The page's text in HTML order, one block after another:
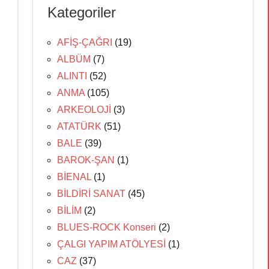
Kategoriler
AFİŞ-ÇAĞRI (19)
ALBÜM (7)
ALINTI (52)
ANMA (105)
ARKEOLOJİ (3)
ATATÜRK (51)
BALE (39)
BAROK-ŞAN (1)
BİENAL (1)
BİLDİRİ SANAT (45)
BİLİM (2)
BLUES-ROCK Konseri (2)
ÇALGI YAPIM ATÖLYESİ (1)
CAZ (37)